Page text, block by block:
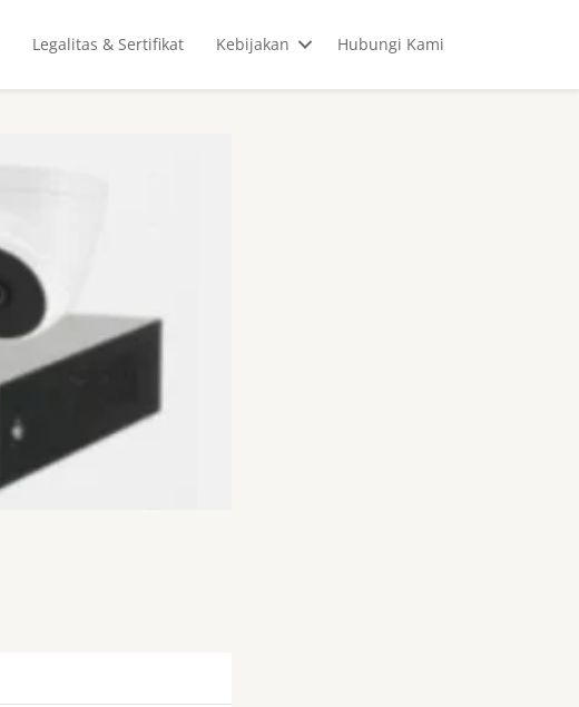
Legalitas & Sertifikat Kebijakan Hubungi Kami